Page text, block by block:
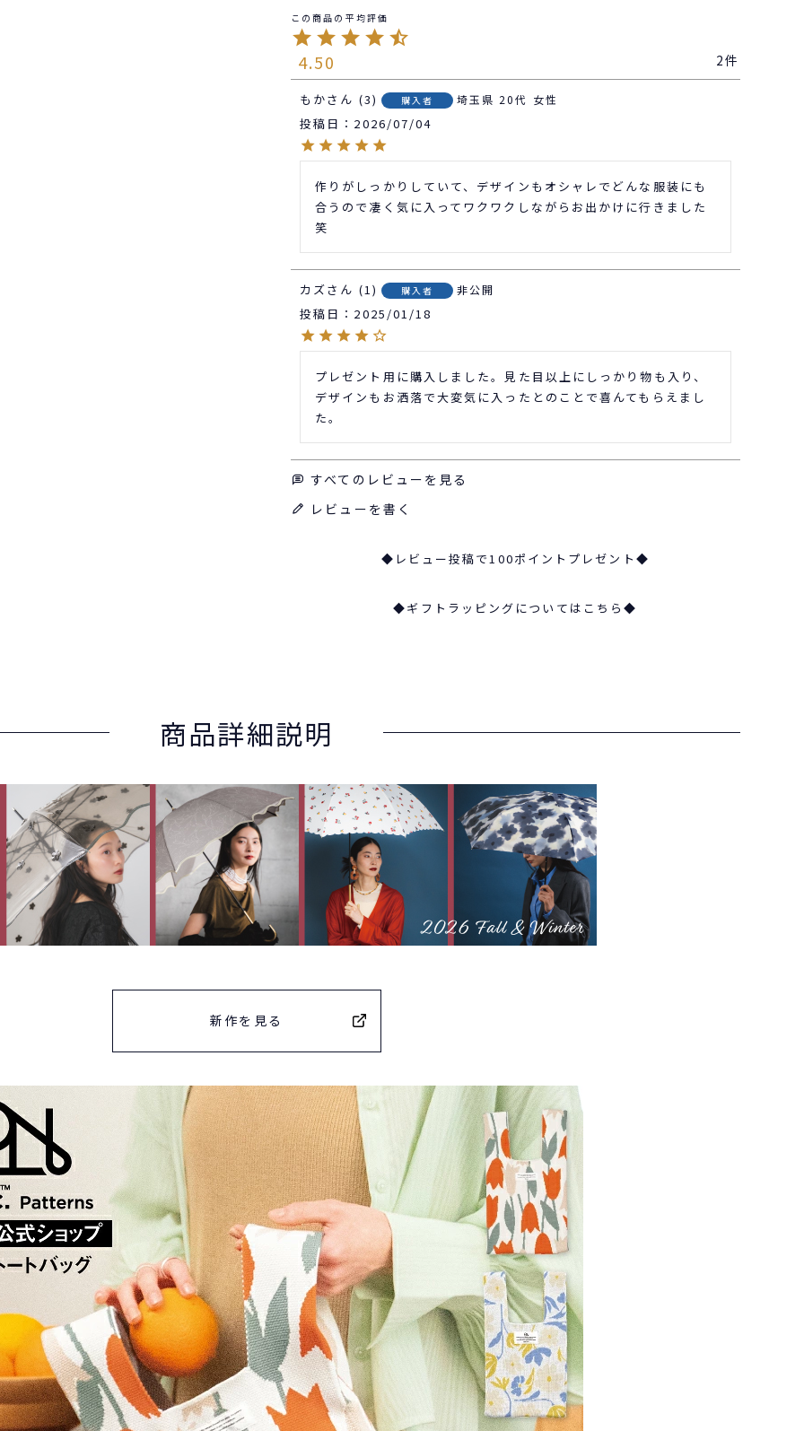
4.50 2
もか 3 購入者 埼玉県 20代 女性
投稿日 2026/07/04
作りがしっかりしていて、デザインもオシャレでどんな服装にも
合うので凄く気に入ってワクワクしながらお出かけに行きました
笑
カズ 1 購入者 非公開
投稿日 2025/01/18
プレゼント用に購入しました。見た目以上にしっかり物も入り、
デザインもお洒落で大変気に入ったとのことで喜んてもらえまし
た。
すべてのレビューを見る
レビューを書く
◆レビュー投稿で100ポイントプレゼント◆
◆ギフトラッピングについてはこちら◆
商品詳細説明
新作を見る